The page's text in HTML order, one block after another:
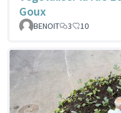
Goux
BENOIT
3 10